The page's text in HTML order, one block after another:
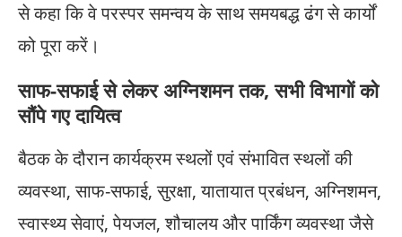
से कहा कि वे परस्पर समन्वय के साथ समयबद्ध ढंग से कार्यों
को पूरा करें।
साफ-सफाई से लेकर अग्निशमन तक, सभी विभागों को
सौंपे गए दायित्व
बैठक के दौरान कार्यक्रम स्थलों एवं संभावित स्थलों की
व्यवस्था, साफ-सफाई, सुरक्षा, यातायात प्रबंधन, अग्निशमन,
स्वास्थ्य सेवाएं, पेयजल, शौचालय और पार्किंग व्यवस्था जैसे